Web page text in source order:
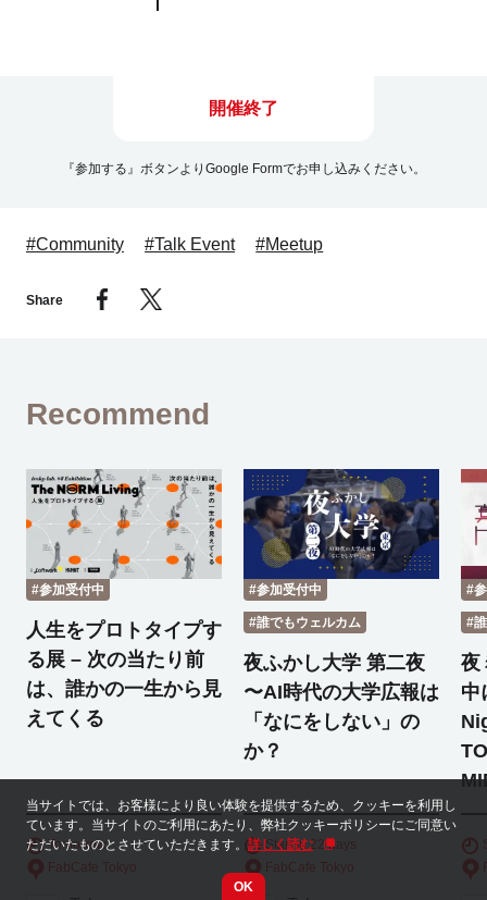
当サイトでは、お客様により良い体験を提供するため、クッキーを利用し
ています。当サイトのご利用にあたり、弊社クッキーポリシーにご同意い
ただいたものとさせていただきます。 詳しく読む
OK
開催終了
『参加する』ボタンよりGoogle Formでお申し込みください。
#Community #Talk Event #Meetup
Share
Recommend
#参加受付中
人生をプロトタイプす
る展 – 次の当たり前
は、誰かの一生から見
えてくる
Tomorrow
#参加受付中
#誰でもウェルカム
夜ふかし大学 第二夜
〜AI時代の大学広報は
「なにをしない」の
か？
Start in 22 days
#
#
夜
中